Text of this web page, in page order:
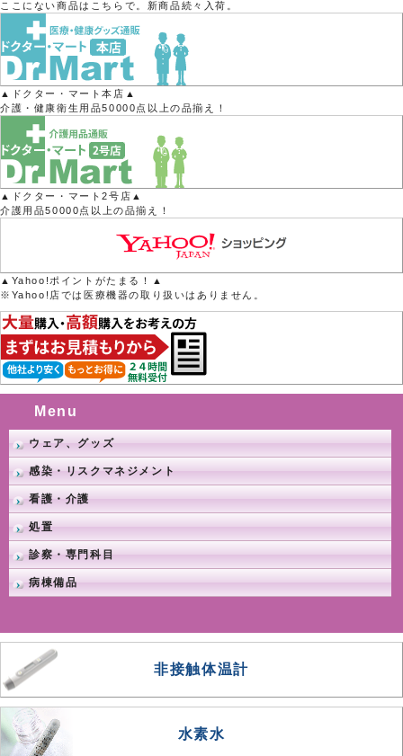
ここにない商品はこちらで。新商品続々入荷。
▲ドクター・マート本店▲
介護・健康衛生用品50000点以上の品揃え！
▲ドクター・マート2号店▲
介護用品50000点以上の品揃え！
▲Yahoo!ポイントがたまる！▲
※Yahoo!店では医療機器の取り扱いはありません。
Menu
ウェア、グッズ
感染・リスクマネジメント
看護・介護
処置
診察・専門科目
病棟備品
非接触体温計
水素水